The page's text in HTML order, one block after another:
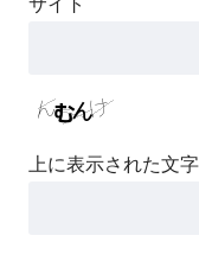
サイト
上に表示された文